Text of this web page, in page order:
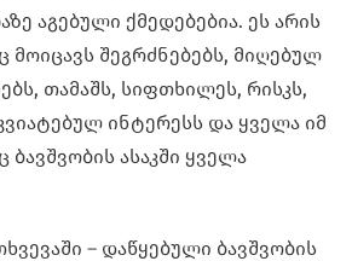
აგებული ქმედებებია. ეს არის
შეგრძნებებს, მიღებულ
თამაშს, სიფთხილეს, რისკს,
ინტერესს და ყველა იმ
ბავშვობის ასაკში ყველა
– დაწყებული ბავშვობის